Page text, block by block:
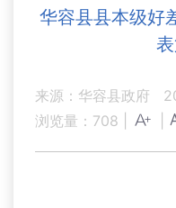
华容县县本级好
来源：华容县政府
浏览量： 708